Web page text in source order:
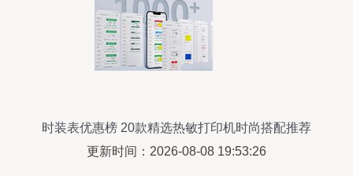
时装表优惠榜 20款精选热敏打印机时尚搭配推荐
更新时间：2026-08-08 19:53:26